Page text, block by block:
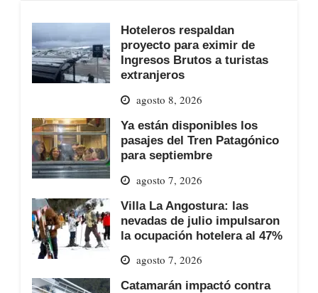
Hoteleros respaldan
proyecto para eximir de
Ingresos Brutos a turistas
extranjeros
agosto 8, 2026
Ya están disponibles los
pasajes del Tren Patagónico
para septiembre
agosto 7, 2026
Villa La Angostura: las
nevadas de julio impulsaron
la ocupación hotelera al 47%
agosto 7, 2026
Catamarán impactó contra